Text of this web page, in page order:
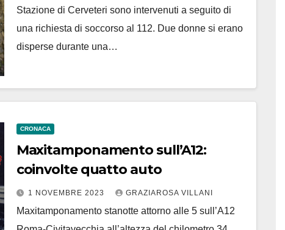
Stazione di Cerveteri sono intervenuti a seguito di
una richiesta di soccorso al 112. Due donne si erano
disperse durante una…
CRONACA
Maxitamponamento sull’A12:
coinvolte quatto auto
1 NOVEMBRE 2023 GRAZIAROSA VILLANI
Maxitamponamento stanotte attorno alle 5 sull’A12